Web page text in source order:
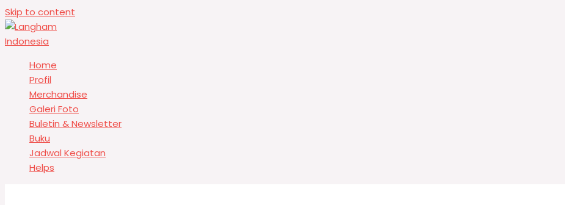
Skip to content
Home
Profil
Merchandise
Galeri Foto
Buletin & Newsletter
Buku
Jadwal Kegiatan
Helps